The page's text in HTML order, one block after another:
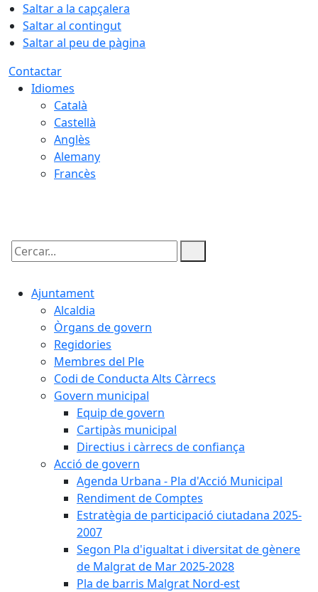
Saltar a la capçalera
Saltar al contingut
Saltar al peu de pàgina
Contactar
Idiomes
Català
Castellà
Anglès
Alemany
Francès
Cercar:
Ajuntament
Alcaldia
Òrgans de govern
Regidories
Membres del Ple
Codi de Conducta Alts Càrrecs
Govern municipal
Equip de govern
Cartipàs municipal
Directius i càrrecs de confiança
Acció de govern
Agenda Urbana - Pla d'Acció Municipal
Rendiment de Comptes
Estratègia de participació ciutadana 2025-
2007
Segon Pla d'igualtat i diversitat de gènere
de Malgrat de Mar 2025-2028
Pla de barris Malgrat Nord-est